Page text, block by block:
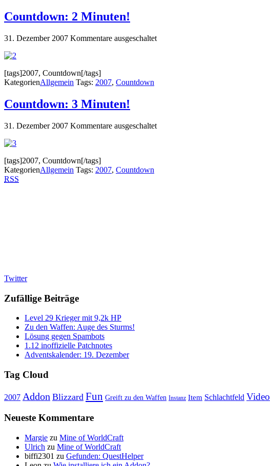
Countdown: 2 Minuten!
31. Dezember 2007 Kommentare ausgeschaltet
[tags]2007, Countdown[/tags]
KategorienAllgemein Tags: 2007, Countdown
Countdown: 3 Minuten!
31. Dezember 2007 Kommentare ausgeschaltet
[tags]2007, Countdown[/tags]
KategorienAllgemein Tags: 2007, Countdown
RSS
Twitter
Zufällige Beiträge
Level 29 Krieger mit 9,2k HP
Zu den Waffen: Auge des Sturms!
Lösung gegen Spambots
1.12 inoffizielle Patchnotes
Adventskalender: 19. Dezember
Tag Cloud
2007 Addon Blizzard Fun Greift zu den Waffen Instanz Item Schlachtfeld Video
Neueste Kommentare
Margie zu Mine of WorldCraft
Ulrich zu Mine of WorldCraft
biffi2301 zu Gefunden: QuestHelper